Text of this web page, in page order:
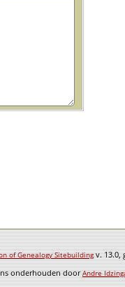
of Genealogy Sitebuildingv. 13.0,
onderhouden doorAndre